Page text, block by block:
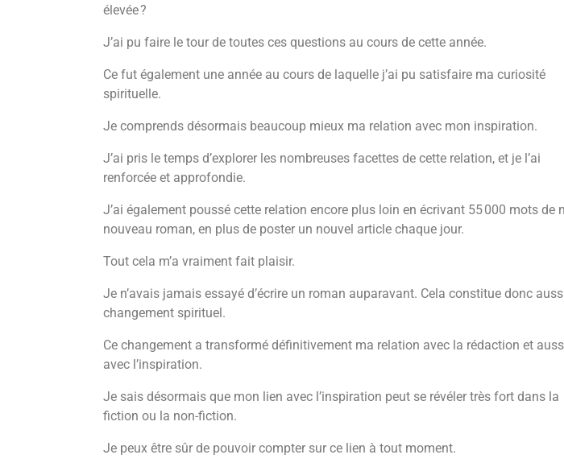
élevée ?
J’ai pu faire le tour de toutes ces questions au cours de cette année.
Ce fut également une année au cours de laquelle j’ai pu satisfaire ma curiosité
spirituelle.
Je comprends désormais beaucoup mieux ma relation avec mon inspiration.
J’ai pris le temps d’explorer les nombreuses facettes de cette relation, et je l’ai
renforcée et approfondie.
J’ai également poussé cette relation encore plus loin en écrivant 55 000 mots de
nouveau roman, en plus de poster un nouvel article chaque jour.
Tout cela m’a vraiment fait plaisir.
Je n’avais jamais essayé d’écrire un roman auparavant. Cela constitue donc
changement spirituel.
Ce changement a transformé définitivement ma relation avec la rédaction et
avec l’inspiration.
Je sais désormais que mon lien avec l’inspiration peut se révéler très fort dans la
fiction ou la non-fiction.
Je peux être sûr de pouvoir compter sur ce lien à tout moment.